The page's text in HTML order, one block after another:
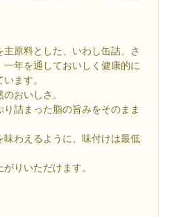
原料とした、いわし缶詰、さ
年を通しておいしく健康的に
ます。
おいしさ。
詰まった脂の旨みをそのまま
わえるように、味付けは最低
りいただけます。